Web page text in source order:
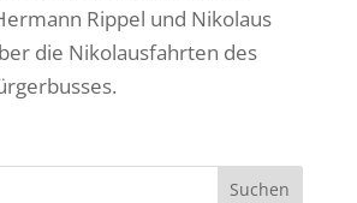
Rippel und Nikolaus
die Nikolausfahrten des
Suchen